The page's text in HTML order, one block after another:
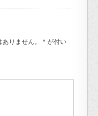
りません。 * が付い